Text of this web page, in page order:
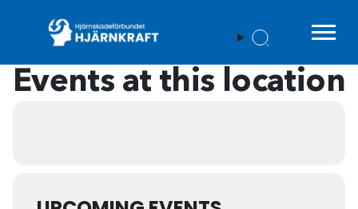
Menu
Events at this location